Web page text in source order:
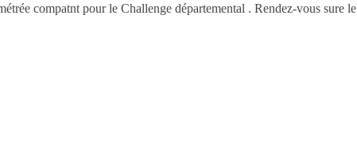
compatnt pour le Challenge départemental . Rendez-vous sure le